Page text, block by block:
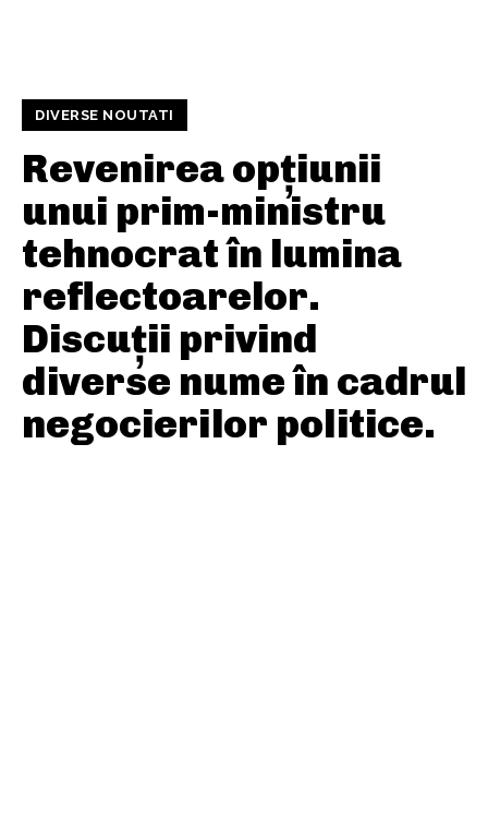
DIVERSE NOUTATI
Revenirea opțiunii
unui prim-ministru
tehnocrat în lumina
reflectoarelor.
Discuții privind
diverse nume în cadrul
negocierilor politice.